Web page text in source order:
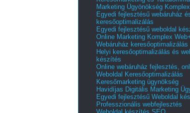
Marketing Ügyönökség
Egyedi fejlesztésű webáruház
keresőoptimalizálás
Egyedi fejlesztésű weboldal
Online Marketing Komplex
Webáruház keresőoptimalizálás
Helyi keresőoptimalizálás és
készítés
Online webáruház fejlesztés,
Weboldal Keresőoptimalizálás
Keresőmarketing ügynökség
Havidíjas Digitális Marketing
Egyedi fejlesztésű Weboldal
Professzionális webfejlesztés
Weboldal készítés SEO